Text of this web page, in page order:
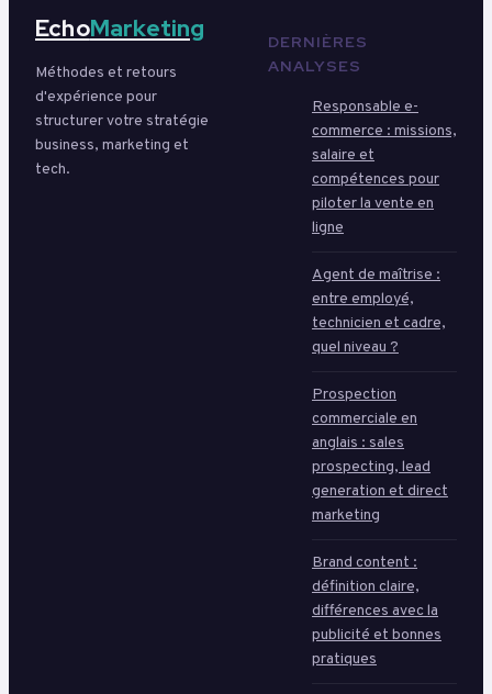
EchoMarketing
Méthodes et retours
d'expérience pour
structurer votre stratégie
business, marketing et
tech.
DERNIÈRES
ANALYSES
Responsable e-
commerce : missions,
salaire et
compétences pour
piloter la vente en
ligne
Agent de maîtrise :
entre employé,
technicien et cadre,
quel niveau ?
Prospection
commerciale en
anglais : sales
prospecting, lead
generation et direct
marketing
Brand content :
définition claire,
différences avec la
publicité et bonnes
pratiques